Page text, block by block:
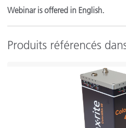
Webinar is offered in English.
Produits référencés